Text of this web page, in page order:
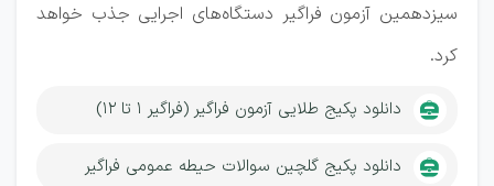
سیزدهمین آزمون فراگیر دستگاه‌های اجرایی جذب خواهد
کرد.
دانلود پکیج طلایی آزمون فراگیر (فراگیر 1 تا 12)
دانلود پکیج گلچین سوالات حیطه عمومی فراگیر